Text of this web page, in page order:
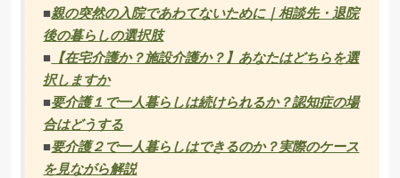
■親の突然の入院であわてないために｜相談先・退院
後の暮らしの選択肢
■ 【在宅介護か？施設介護か？】あなたはどちらを選
択しますか
■要介護１で一人暮らしは続けられるか？認知症の場
合はどうする
■要介護２で一人暮らしはできるのか？実際のケース
を見ながら解説